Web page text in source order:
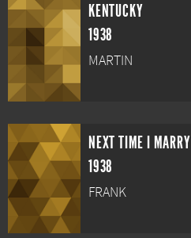
KENTUCKY
1938
MARTIN
NEXT TIME I MARRY
1938
FRANK